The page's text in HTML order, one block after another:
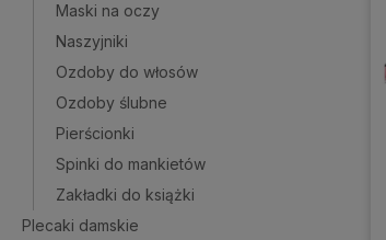
Maski na oczy
Naszyjniki
Ozdoby do włosów
Ozdoby ślubne
Pierścionki
Spinki do mankietów
Zakładki do książki
Plecaki damskie